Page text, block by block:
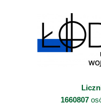
1660807